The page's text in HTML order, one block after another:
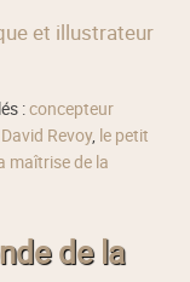
et illustrateur
:concepteur
David Revoy, le petit
maîtrise de la
de la